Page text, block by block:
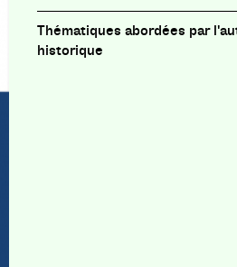
historique